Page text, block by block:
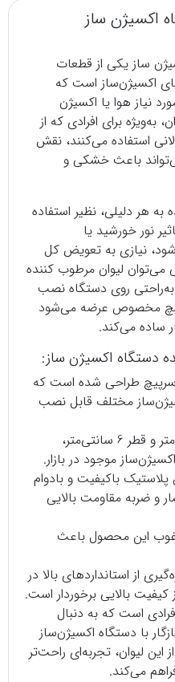
اکسیژن ساز
ساز یکی از قطعات
اکسیژن‌ساز است که
نیاز هوا یا اکسیژن
برای افرادی که از
استفاده می‌کنند، نقش
باعث خشکی و
هر دلیلی، نظیر استفاده
نور خورشید یا
نیازی به تعویض کل
لیوان مرطوب کننده
به‌راحتی روی دستگاه نصب
مخصوص عرضه می‌شود
ساده می‌کند.
دستگاه اکسیژن ساز:
سرپیچ طراحی شده است که
مختلف قابل نصب
ابعاد استاندارد: ارتفاع 18 سانتی‌متر و قطر 6 سانتی‌متر،
موجود در بازار.
باکیفیت و بادوام
و ضربه مقاومت بالایی
این محصول باعث
از استانداردهای بالا در
بالایی برخوردار است.
است که به دنبال
با دستگاه اکسیژن‌ساز
لیوان، تجربه‌ای راحت‌تر
می‌کند.